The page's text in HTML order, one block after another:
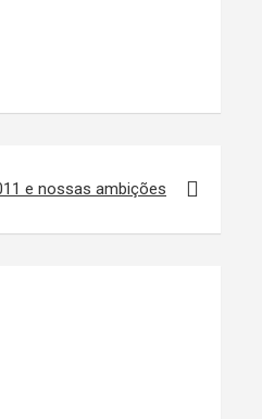
e nossas ambições